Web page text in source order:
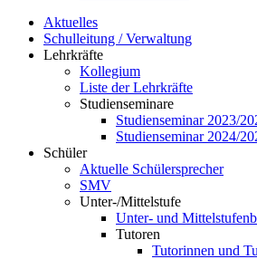
Aktuelles
Schulleitung / Verwaltung
Lehrkräfte
Kollegium
Liste der Lehrkräfte
Studienseminare
Studienseminar 2023/
Studienseminar 2024/
Schüler
Aktuelle Schülersprecher
SMV
Unter-/Mittelstufe
Unter- und
Tutoren
Tutorinnen und